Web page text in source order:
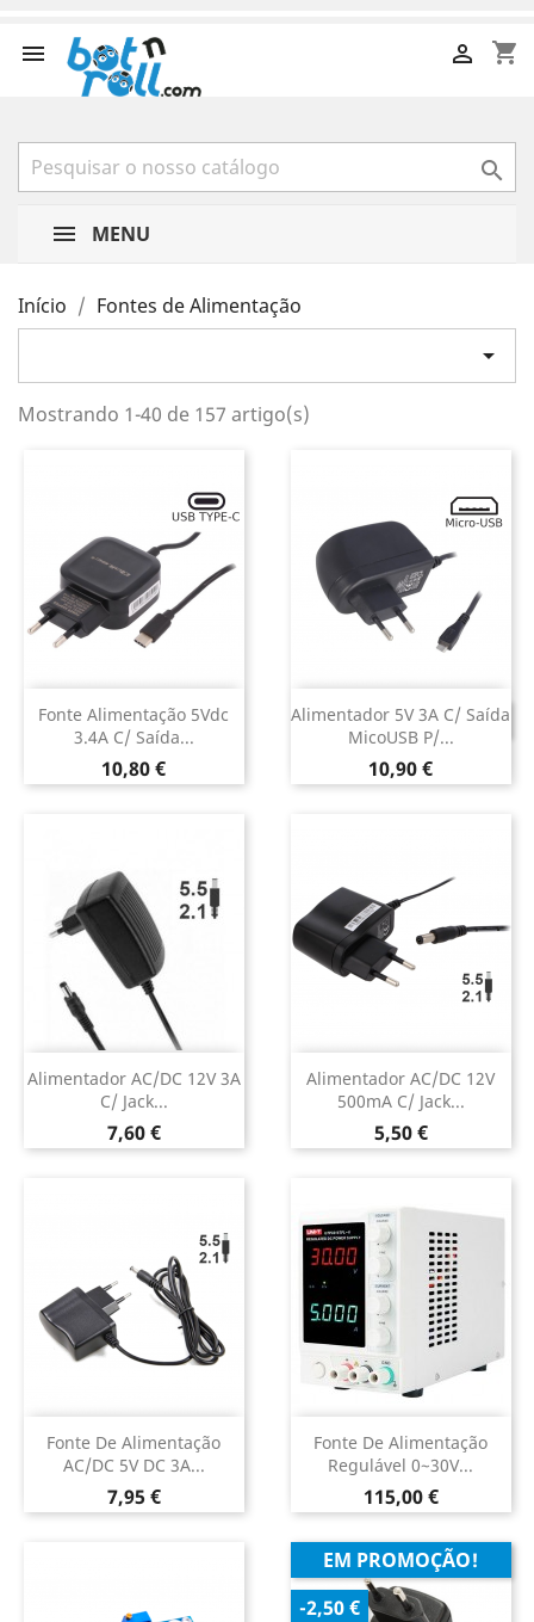
 shopping_cart


MENU
Início Fontes de Alimentação

Mostrando 1-40 de 157 artigo(s)
Fonte Alimentação 5Vdc
3.4A C/ Saída...
Preço
10,80 €
Alimentador 5V 3A C/ Saída
MicoUSB P/...
Preço
10,90 €
DESCONTINUADO
Alimentador AC/DC 12V 3A
C/ Jack...
Preço
7,60 €
Alimentador AC/DC 12V
500mA C/ Jack...
Preço
5,50 €
Fonte De Alimentação
AC/DC 5V DC 3A...
Preço
7,95 €
Fonte De Alimentação
Regulável 0~30V...
Preço
115,00 €
EM PROMOÇÃO!
-2,50 €